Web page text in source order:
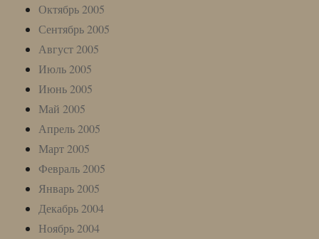
Октябрь 2005
Сентябрь 2005
Август 2005
Июль 2005
Июнь 2005
Май 2005
Апрель 2005
Март 2005
Февраль 2005
Январь 2005
Декабрь 2004
Ноябрь 2004